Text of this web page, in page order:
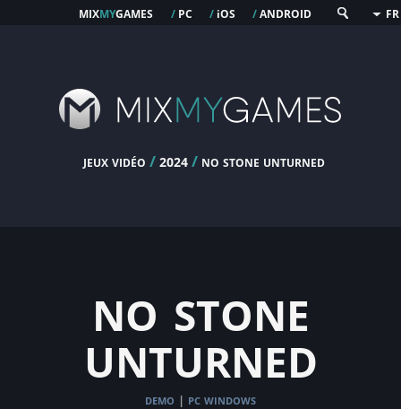
mixmygames / pc / ios /android FR
jeux vidéo / 2024 / no stone unturned
no stone
unturned
demo | pc windows